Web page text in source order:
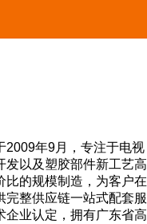
2009年9月，专注于电视
发以及塑胶部件新工艺高
比的规模制造，为客户在
完整供应链一站式配套服
企业认定，拥有广东省高